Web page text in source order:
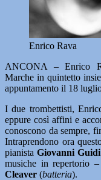
Enrico Rava
ANCONA – Enrico
Marche in quintetto
appuntamento il 18
I due trombettisti,
eppure così affini e
conoscono da sempre,
Intraprendono ora
pianista Giovanni Guidi
musiche in repertorio
Cleaver (batteria).